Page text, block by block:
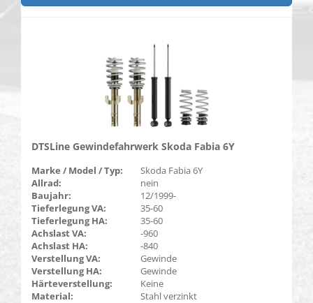
DTSLine Gewindefahrwerk Skoda Fabia 6Y
Marke / Model / Typ:
Skoda Fabia 6Y
Allrad:
nein
Baujahr:
12/1999-
Tieferlegung VA:
35-60
Tieferlegung HA:
35-60
Achslast VA:
-960
Achslast HA:
-840
Verstellung VA:
Gewinde
Verstellung HA:
Gewinde
Härteverstellung:
Keine
Material:
Stahl verzinkt